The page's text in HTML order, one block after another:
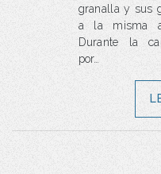
granalla y sus
a la misma
Durante la
por…